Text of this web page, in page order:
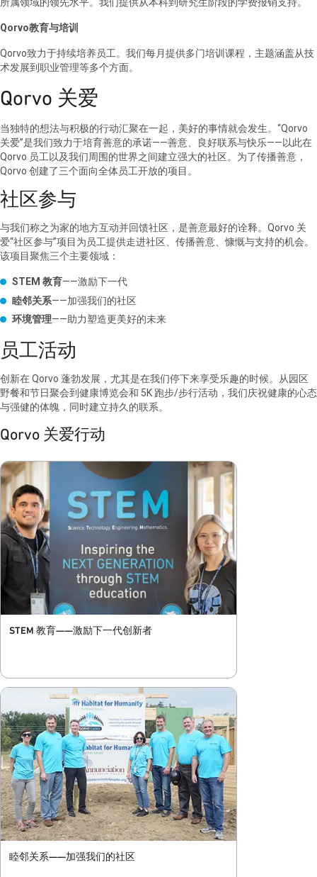
Qorvo教育与培训
Qorvo致力于持续培养员工。我们每月提供多门培训课程，主题涵盖从技
术发展到职业管理等多个方面。
Qorvo 关爱
当独特的想法与积极的行动汇聚在一起，美好的事情就会发生。“Qorvo
关爱”是我们致力于培育善意的承诺——善意、良好联系与快乐——以此在
Qorvo 员工以及我们周围的世界之间建立强大的社区。为了传播善意，
Qorvo 创建了三个面向全体员工开放的项目。
社区参与
与我们称之为家的地方互动并回馈社区，是善意最好的诠释。Qorvo 关
爱“社区参与”项目为员工提供走进社区、传播善意、慷慨与支持的机会。
该项目聚焦三个主要领域：
STEM 教育——激励下一代
睦邻关系——加强我们的社区
环境管理——助力塑造更美好的未来
员工活动
创新在 Qorvo 蓬勃发展，尤其是在我们停下来享受乐趣的时候。从园区
野餐和节日聚会到健康博览会和 5K 跑步/步行活动，我们庆祝健康的心态
与强健的体魄，同时建立持久的联系。
Qorvo 关爱行动
STEM 教育——激励下一代创新者
睦邻关系——加强我们的社区